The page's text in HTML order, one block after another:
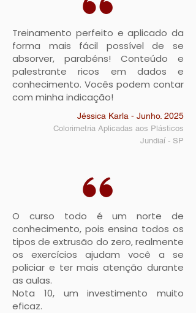
Treinamento perfeito e aplicado da
forma mais fácil possível de se
absorver, parabéns! Conteúdo e
palestrante ricos em dados e
conhecimento. Vocês podem contar
com minha indicação!
Jéssica Karla - Junho. 2025
Colorimetria Aplicadas aos Plásticos
Jundiaí - SP
O curso todo é um norte de
conhecimento, pois ensina todos os
tipos de extrusão do zero, realmente
os exercícios ajudam você a se
policiar e ter mais atenção durante
as aulas.
Nota 10, um investimento muito
eficaz.